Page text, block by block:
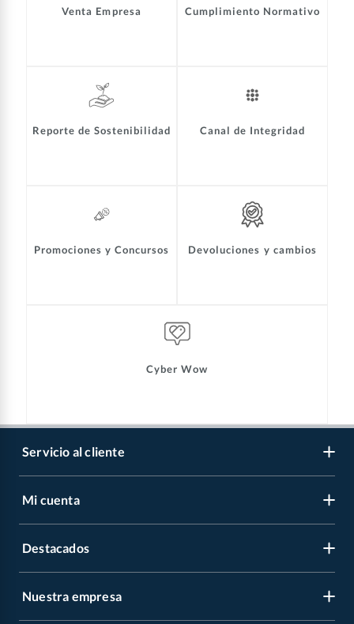
Venta Empresa Cumplimiento Normativo
Reporte de Sostenibilidad Canal de Integridad
Promociones y Concursos Devoluciones y cambios
Cyber Wow
Servicio al cliente
Libro de reclamaciones
Tipos de entrega
Mi cuenta
Regístrate
Destacados
Recetas
Nuestra empresa